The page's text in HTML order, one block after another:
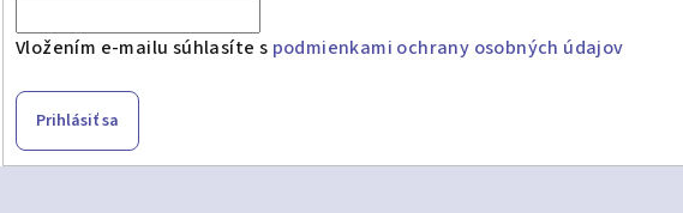
Vložením e-mailu súhlasíte s podmienkami ochrany osobných údajov
Prihlásiť sa